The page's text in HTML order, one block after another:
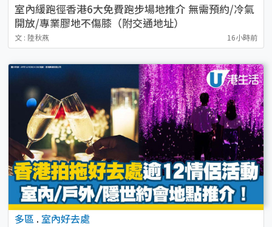
室內緩跑徑香港6大免費跑步場地推介 無需預約/冷氣
開放/專業膠地不傷膝（附交通地址）
文 : 陸秋燕 16小時前
多區 . 室內好去處